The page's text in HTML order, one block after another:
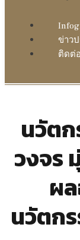
ข่าว
ติดต่
นวัต
วงจร
ผ
นวัตก